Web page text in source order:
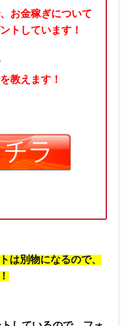
お金稼ぎについて
トしています！
教えます！
は別物になるので、